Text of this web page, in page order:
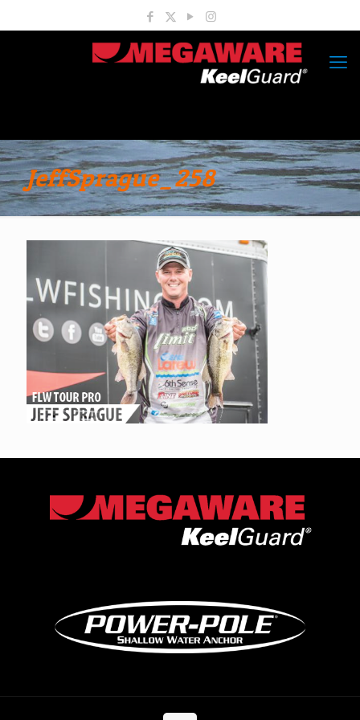
JeffSprague_258